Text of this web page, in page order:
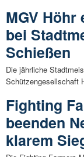
MGV Höhr
bei
Schießen
Die jährliche
Schützengesellschaft
Fighting
beenden
klarem